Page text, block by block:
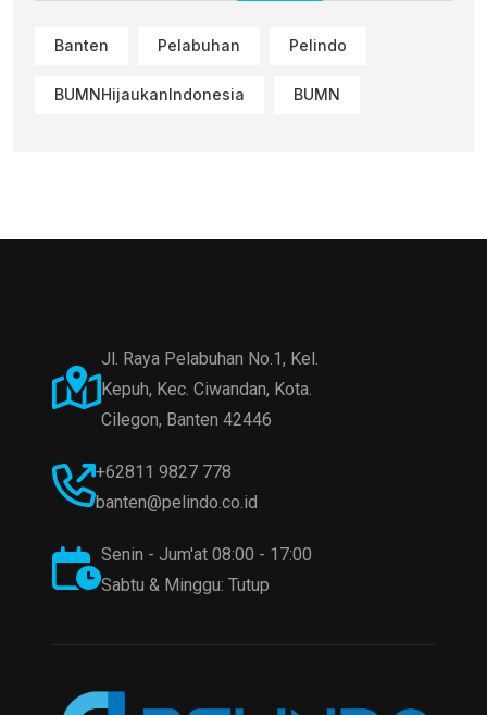
Banten Pelabuhan Pelindo
BUMNHijaukanIndonesia BUMN
Jl. Raya Pelabuhan No.1, Kel.
Kepuh, Kec. Ciwandan, Kota.
Cilegon, Banten 42446
+62811 9827 778
banten@pelindo.co.id
Senin - Jum'at 08:00 - 17:00
Sabtu & Minggu: Tutup